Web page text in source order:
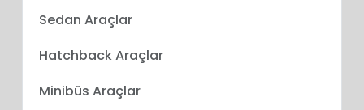
Sedan Araçlar
Hatchback Araçlar
Minibüs Araçlar